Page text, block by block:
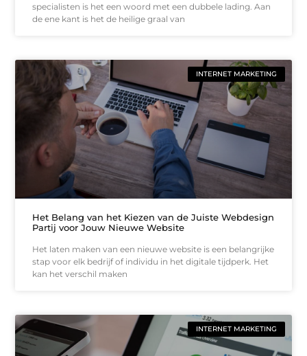
specialisten is het een woord met een dubbele lading. Aan
de ene kant is het de heilige graal van
INTERNET MARKETING
Het Belang van het Kiezen van de Juiste Webdesign
Partij voor Jouw Nieuwe Website
Het laten maken van een nieuwe website is een belangrijke
stap voor elk bedrijf of individu in het digitale tijdperk. Het
kan het verschil maken
INTERNET MARKETING